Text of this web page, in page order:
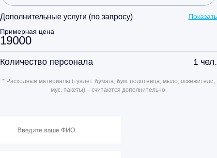
Дополнительные услуги (по запросу)
Показать
Примерная цена
19000
Количество персонала 1 чел.
* Расходные материалы (туалет. бумага, бум. полотенца, мыло, освежители,
мус. пакеты) – считаются дополнительно.